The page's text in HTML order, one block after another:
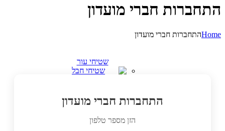
שטיחי עור
התחברות חברי מועדון
Homeהתחברות חברי מועדון
התחברות חברי מועדון
הזן מספר טלפון